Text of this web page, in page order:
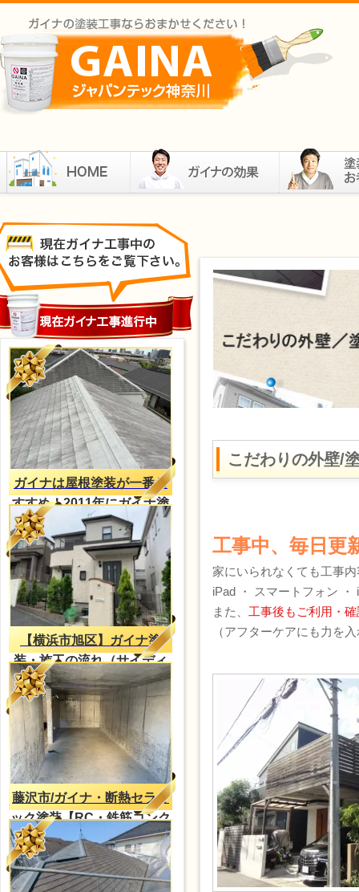
ガイナは屋根塗装が一番お
すすめ！2011年にガイナ塗
装・2023年再塗装（H様
邸）
【横浜市旭区】ガイナ塗
装・施工の流れ（サイディ
ング外壁）
藤沢市/ガイナ・断熱セラミ
ック塗装【RC・鉄筋コンク
リートの結露対策】
こだわりの外壁/
工事中、毎日更
家にいられなくても工事
iPad ・ スマートフォン
また、 工事後もご利用・確
（アフターケアにも力を